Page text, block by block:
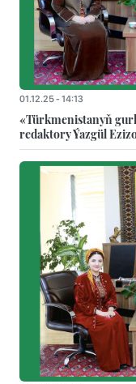
01.12.25 - 14:13
«Türkmenistanyň
redaktory Ýazgül